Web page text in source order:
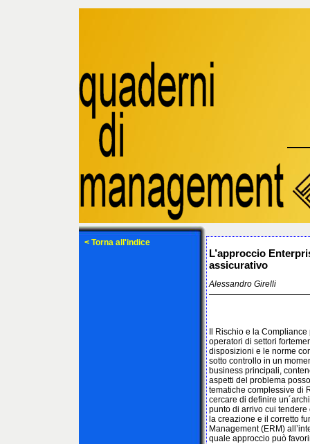
< Torna all'indice
L’approccio
assicurativo
Alessandro Girelli
Il Rischio e la
operatori di settori
disposizioni e le norme
sotto controllo in un
business principali,
aspetti del problema
tematiche complessive di
cercare di definire
punto di arrivo cui
la creazione e il corretto
Management (ERM)
quale approccio può